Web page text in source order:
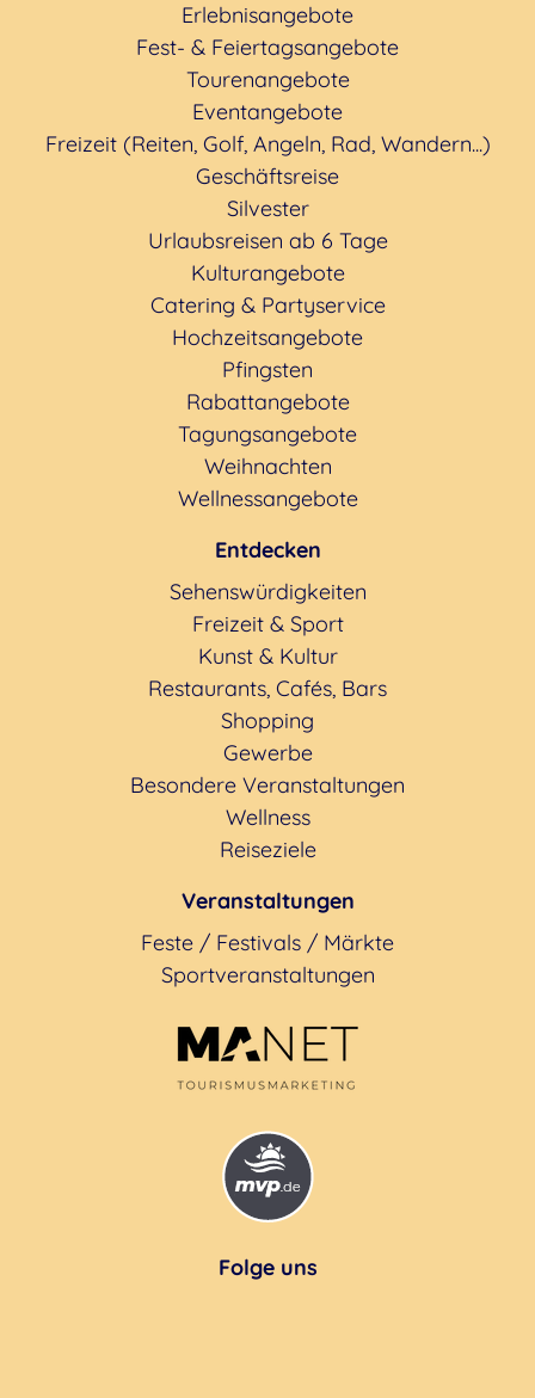
Erlebnisangebote
Fest- & Feiertagsangebote
Tourenangebote
Eventangebote
Freizeit (Reiten, Golf, Angeln, Rad, Wandern...)
Geschäftsreise
Silvester
Urlaubsreisen ab 6 Tage
Kulturangebote
Catering & Partyservice
Hochzeitsangebote
Pfingsten
Rabattangebote
Tagungsangebote
Weihnachten
Wellnessangebote
Entdecken
Sehenswürdigkeiten
Freizeit & Sport
Kunst & Kultur
Restaurants, Cafés, Bars
Shopping
Gewerbe
Besondere Veranstaltungen
Wellness
Reiseziele
Veranstaltungen
Feste / Festivals / Märkte
Sportveranstaltungen
Folge uns